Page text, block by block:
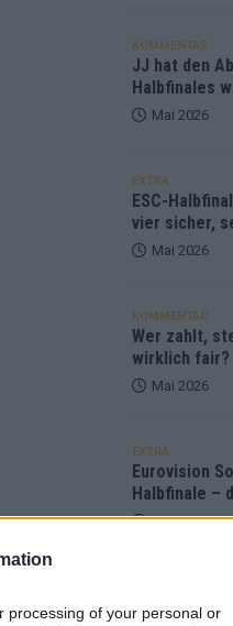
processing of your personal or
KOMMENTAR
JJ hat den
Halbfinales
Mai 2026
EXTRA
ESC-
vier sicher,
Mai 2026
KOMMENTAR
Wer zahlt,
wirklich fair?
Mai 2026
EXTRA
Eurovision
Halbfinale –
Mai 2026